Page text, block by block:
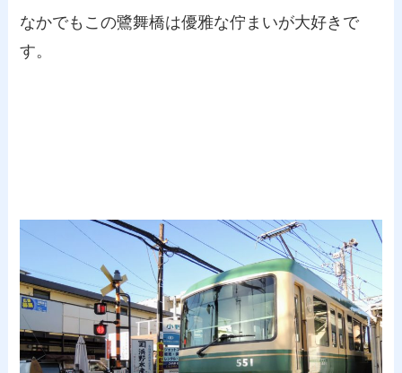
なかでもこの鷺舞橋は優雅な佇まいが大好きで
す。